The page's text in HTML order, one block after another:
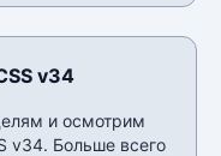
v34
и осмотрим
v34. Больше всего